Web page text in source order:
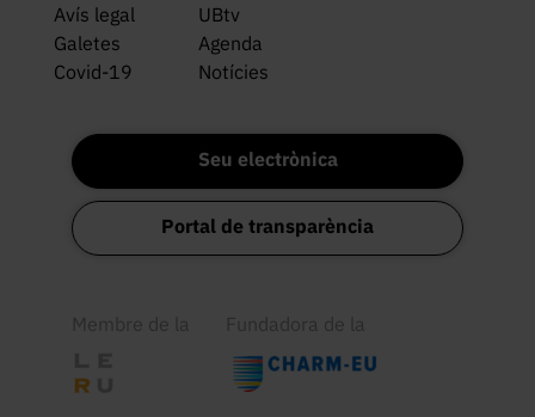
Avís legal
UBtv
Galetes
Agenda
Covid-19
Notícies
Seu electrònica
Portal de transparència
Membre de la Fundadora de la